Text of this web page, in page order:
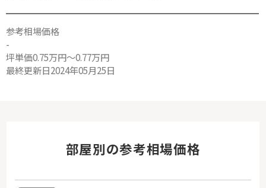
参考相場価格
-
坪単価0.75万円～0.77万円
最終更新日2024年05月25日
部屋別の参考相場価格